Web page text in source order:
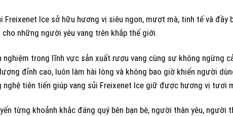
Freixenet Ice sở hữu hương vị siêu ngon, mượt mà, tinh tế và
cho những người yêu vang trên khắp thế giới.
nghiệm trong lĩnh vực sản xuất rượu vang cùng sự không ngừng
đỉnh cao, luôn làm hài lòng và không bao giờ khiến người
tiên tiến giúp vang sủi Freixenet Ice giữ được hương vị tươi
từng khoảnh khắc đáng quý bên bạn bè, người thân yêu,